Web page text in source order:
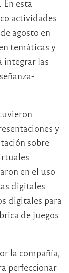
esta
actividades
agosto en
temáticas y
integrar las
y
sobre
en el uso
digitales
digitales para
de juegos
la compañía,
perfeccionar